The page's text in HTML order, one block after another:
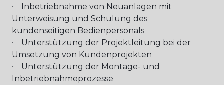
· Inbetriebnahme von Neuanlagen mit
Unterweisung und Schulung des
kundenseitigen Bedienpersonals
· Unterstützung der Projektleitung bei der
Umsetzung von Kundenprojekten
· Unterstützung der Montage- und
Inbetriebnahmeprozesse